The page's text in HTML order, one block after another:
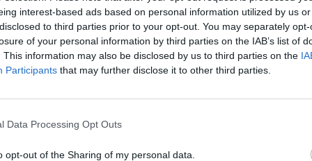
interest-based ads based on personal information utilized by us
to third parties prior to your opt-out. You may separately
of your personal information by third parties on the IAB’s list of
This information may also be disclosed by us to third parties on the
Participants that may further disclose it to other third parties.
Data Processing Opt Outs
opt-out of the Sharing of my personal data.
a pravi primjer koji potvrđuje tu činjenicu je